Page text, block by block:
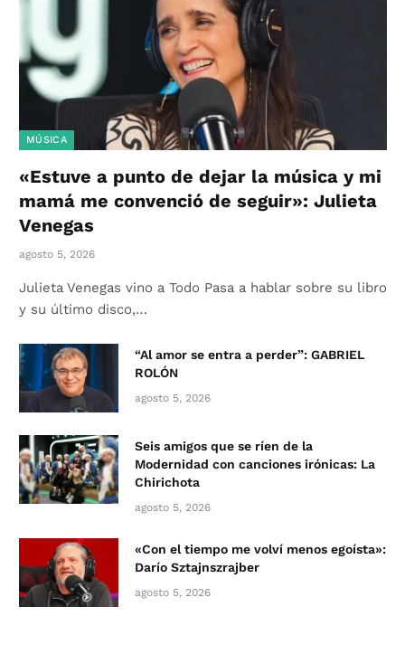
MÚSICA
«Estuve a punto de dejar la música y mi
mamá me convenció de seguir»: Julieta
Venegas
agosto 5, 2026
Julieta Venegas vino a Todo Pasa a hablar sobre su libro
y su último disco,…
“Al amor se entra a perder”: GABRIEL
ROLÓN
agosto 5, 2026
Seis amigos que se ríen de la
Modernidad con canciones irónicas: La
Chirichota
agosto 5, 2026
«Con el tiempo me volví menos egoísta»:
Darío Sztajnszrajber
agosto 5, 2026